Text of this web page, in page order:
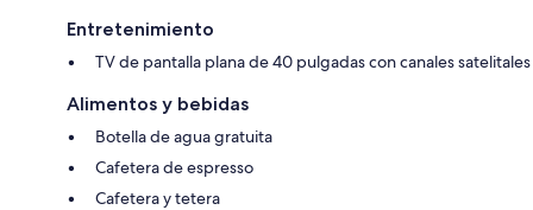
Entretenimiento
TV de pantalla plana de 40 pulgadas con canales satelitales
Alimentos y bebidas
Botella de agua gratuita
Cafetera de espresso
Cafetera y tetera